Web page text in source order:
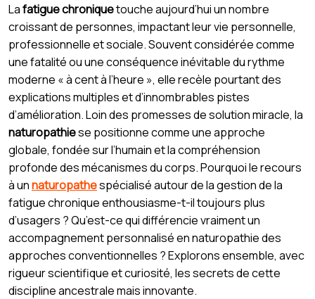
Lafatigue chroniquetouche aujourd’hui un nombre
croissant de personnes, impactant leur vie personnelle,
professionnelle et sociale. Souvent considérée comme
une fatalité ou une conséquence inévitable du rythme
moderne « à cent à l’heure », elle recèle pourtant des
explications multiples et d’innombrables pistes
d’amélioration. Loin des promesses de solution miracle, la
naturopathiese positionne comme une approche
globale, fondée sur l’humain et la compréhension
profonde des mécanismes du corps. Pourquoi le recours
à unnaturopathespécialisé autour de la gestion de la
fatigue chronique enthousiasme-t-il toujours plus
d’usagers ? Qu’est-ce qui différencie vraiment un
accompagnement personnalisé en naturopathie des
approches conventionnelles ? Explorons ensemble, avec
rigueur scientifique et curiosité, les secrets de cette
discipline ancestrale mais innovante.